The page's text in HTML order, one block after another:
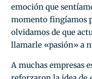
emoción que
momento fingíamos
olvidamos de que
llamarle «pasión» a
A muchas empresas